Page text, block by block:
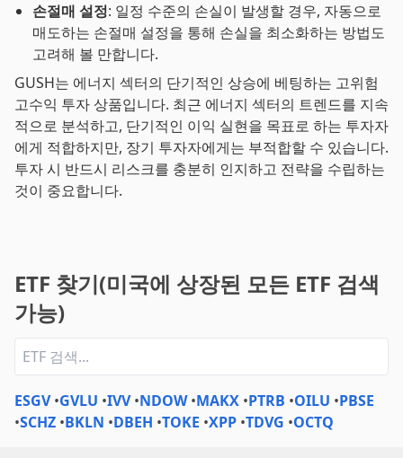
손절매 설정: 일정 수준의 손실이 발생할 경우, 자동으로
매도하는 손절매 설정을 통해 손실을 최소화하는 방법도
고려해 볼 만합니다.
GUSH는 에너지 섹터의 단기적인 상승에 베팅하는 고위험
고수익 투자 상품입니다. 최근 에너지 섹터의 트렌드를 지속
적으로 분석하고, 단기적인 이익 실현을 목표로 하는 투자자
에게 적합하지만, 장기 투자자에게는 부적합할 수 있습니다.
투자 시 반드시 리스크를 충분히 인지하고 전략을 수립하는
것이 중요합니다.
ETF 찾기(미국에 상장된 모든 ETF 검색
가능)
ESGV •GVLU •IVV •NDOW •MAKX •PTRB •OILU •PBSE
•SCHZ •BKLN •DBEH •TOKE •XPP •TDVG •OCTQ